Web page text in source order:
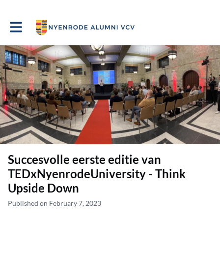
Toggle main navigation
Succesvolle eerste editie van
TEDxNyenrodeUniversity - Think
Upside Down
Published on February 7, 2023